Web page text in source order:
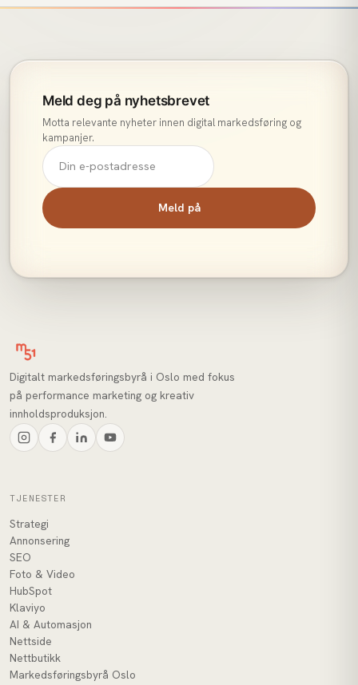
Meld deg på nyhetsbrevet
Motta relevante nyheter innen digital markedsføring og
kampanjer.
Meld på
Digitalt markedsføringsbyrå i Oslo med fokus
på performance marketing og kreativ
innholdsproduksjon.
TJENESTER
Strategi
Annonsering
SEO
Foto & Video
HubSpot
Klaviyo
AI & Automasjon
Nettside
Nettbutikk
Markedsføringsbyrå Oslo